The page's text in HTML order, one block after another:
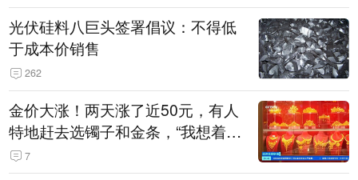
光伏硅料八巨头签署倡议：不得低
于成本价销售
262
金价大涨！两天涨了近50元，有人
特地赶去选镯子和金条，“我想着买
起来可以保值，小批量进一些货”
7